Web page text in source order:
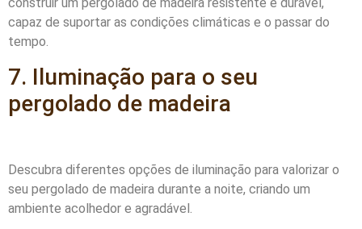
capaz de suportar as condições climáticas e o passar do
tempo.
7. Iluminação para o seu
pergolado de madeira
Descubra diferentes opções de iluminação para valorizar o
seu pergolado de madeira durante a noite, criando um
ambiente acolhedor e agradável.